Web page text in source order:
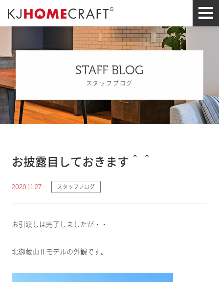
STAFF BLOG
スタッフブログ
お披露目しておきます＾＾
2020.11.27 スタッフブログ
お引渡しは完了しましたが・・
北御蔵山Ⅱモデルの外観です。